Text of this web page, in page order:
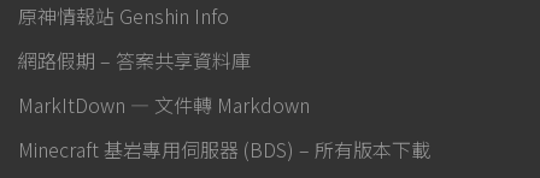
原神情報站 Genshin Info
網路假期 – 答案共享資料庫
MarkItDown — 文件轉 Markdown
Minecraft 基岩專用伺服器 (BDS) – 所有版本下載